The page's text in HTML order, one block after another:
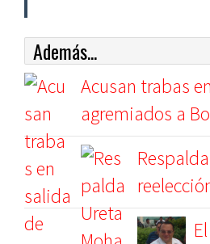
Además...
Acusan trabas
agremiados a